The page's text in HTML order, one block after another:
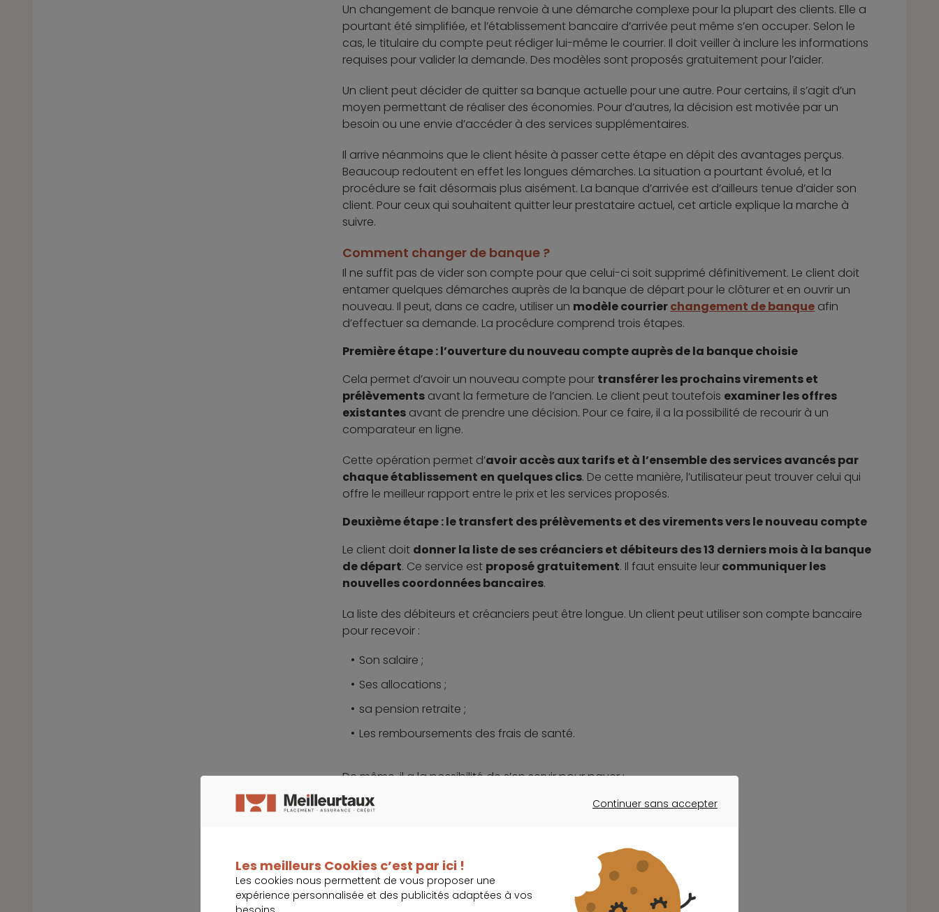
Un changement de banque renvoie à une démarche complexe pour la plupart des clients. Elle a
pourtant été simplifiée, et l’établissement bancaire d’arrivée peut même s’en occuper. Selon le
cas, le titulaire du compte peut rédiger lui-même le courrier. Il doit veiller à inclure les informations
requises pour valider la demande. Des modèles sont proposés gratuitement pour l’aider.
Un client peut décider de quitter sa banque actuelle pour une autre. Pour certains, il s’agit d’un
moyen permettant de réaliser des économies. Pour d’autres, la décision est motivée par un
besoin ou une envie d’accéder à des services supplémentaires.
Il arrive néanmoins que le client hésite à passer cette étape en dépit des avantages perçus.
Beaucoup redoutent en effet les longues démarches. La situation a pourtant évolué, et la
procédure se fait désormais plus aisément. La banque d’arrivée est d’ailleurs tenue d’aider son
client. Pour ceux qui souhaitent quitter leur prestataire actuel, cet article explique la marche à
suivre.
Comment changer de banque ?
Il ne suffit pas de vider son compte pour que celui-ci soit supprimé définitivement. Le client doit
entamer quelques démarches auprès de la banque de départ pour le clôturer et en ouvrir un
nouveau. Il peut, dans ce cadre, utiliser un modèle courrierchangement de banque afin
d’effectuer sa demande. La procédure comprend trois étapes.
Première étape : l’ouverture du nouveau compte auprès de la banque choisie
Cela permet d’avoir un nouveau compte pour transférer les prochains virements et
prélèvements avant la fermeture de l’ancien. Le client peut toutefois examiner les offres
existantes avant de prendre une décision. Pour ce faire, il a la possibilité de recourir à un
comparateur en ligne.
Cette opération permet d’avoir accès aux tarifs et à l’ensemble des services avancés par
chaque établissement en quelques clics. De cette manière, l’utilisateur peut trouver celui qui
offre le meilleur rapport entre le prix et les services proposés.
Deuxième étape : le transfert des prélèvements et des virements vers le nouveau compte
Le client doit donner la liste de ses créanciers et débiteurs des 13 derniers mois à la banque
de départ. Ce service est proposé gratuitement. Il faut ensuite leurcommuniquer les
nouvelles coordonnées bancaires.
La liste des débiteurs et créanciers peut être longue. Un client peut utiliser son compte bancaire
pour recevoir :
Son salaire ;
Ses allocations ;
sa pension retraite ;
Les remboursements des frais de santé.
De même, il a la possibilité de s’en servir pour payer :
Les impôts ;
Les primes d’assurances.
Continuer sans accepter
Les meilleurs Cookies c’est par ici !
Les cookies nous permettent de vous proposer une
expérience personnalisée et des publicités adaptées à vos